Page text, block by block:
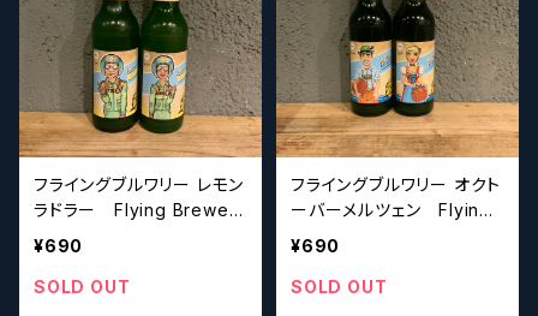
フライングブルワリー レモン
ラドラー Flying Brewery
Lemon Radler
¥690
SOLD OUT
フライングブルワリー オクト
ーバーメルツェン Flying
Brewery October Märze
¥690
SOLD OUT